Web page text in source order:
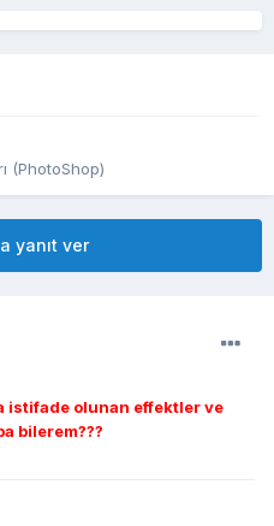
(PhotoShop)
yanıt ver
istifade olunan effektler ve
bilerem???